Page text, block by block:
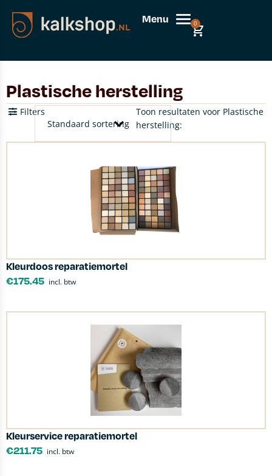
Menu 0
Plastische herstelling
Toon resultaten voor Plastische
herstelling:
Filters
Kleurdoos reparatiemortel
€175.45 incl. btw
Kleurservice reparatiemortel
€211.75 incl. btw